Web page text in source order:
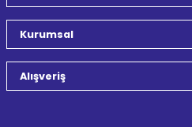
Kurumsal
Alışveriş